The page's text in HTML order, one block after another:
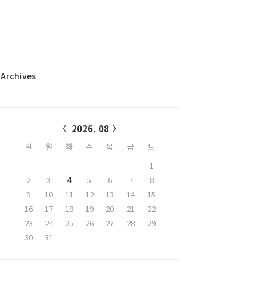
플
Archives
2026. 08
일 월 화 수 목 금
토
1
2
3 4 5 6 7
8
9
10 11 12 13 14
15
16
17 18 19 20 21
22
23
24 25 26 27 28
29
30
31